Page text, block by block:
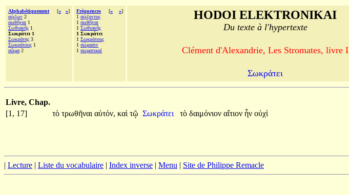
Alphabétiquement [« »]
σῴζων 2
σωθῆναι 1
Σωθιακῆς 1
Σωκράτει 1
Σωκράτης 3
Σωκράτους 1
σῶμα 2
Fréquences [« »]
1 σῴζοντος
1 σωθῆναι
1 Σωθιακῆς
1 Σωκράτει
1 Σωκράτους
1 σώμασιν
1 σωματικαί
HODOI ELEKTRONIKAI
Du texte à l'hypertexte
Clément d'Alexandrie, Les Stromates, livre I
Σωκράτει
Livre, Chap.
[1, 17]
τὸ τρωθῆναι αὐτόν, καὶ τῷ Σωκράτει τὸ δαιμόνιον αἴτιον ἦν οὐχὶ
| Lecture | Liste du vocabulaire | Index inverse | Menu | Site de Philippe Remacle